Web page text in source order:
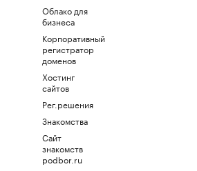
Облако для
бизнеса
Корпоративный
регистратор
доменов
Хостинг
сайтов
Рег.решения
Знакомства
Сайт
знакомств
podbor.ru